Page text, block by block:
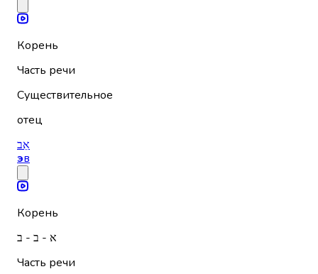
Корень
Часть речи
Существительное
отец
אֵב
эв
Корень
א - ב - ב
Часть речи